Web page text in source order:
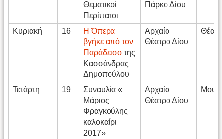
Θεματικοί
Περίπατοι
Πάρκο Δίου
Κυριακή 16
Η Όπερα
βγήκε από τον
Παράδεισο της
Κασσάνδρας
Δημοπούλου
Αρχαίο
Θέατρο Δίου
Τετάρτη 19
Συναυλία «
Μάριος
Φραγκούλης
καλοκαίρι
2017»
Αρχαίο
Θέατρο Δίου